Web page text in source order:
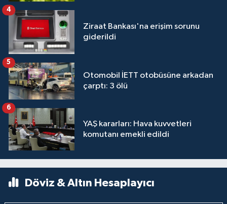
Ziraat Bankası'na erişim sorunu
giderildi
4
Otomobil İETT otobüsüne arkadan
çarptı: 3 ölü
5
YAŞ kararları: Hava kuvvetleri
komutanı emekli edildi
6
Döviz & Altın Hesaplayıcı